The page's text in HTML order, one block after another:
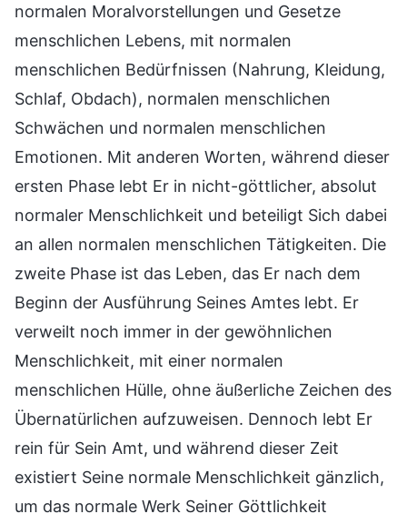
normalen Moralvorstellungen und Gesetze
menschlichen Lebens, mit normalen
menschlichen Bedürfnissen (Nahrung, Kleidung,
Schlaf, Obdach), normalen menschlichen
Schwächen und normalen menschlichen
Emotionen. Mit anderen Worten, während dieser
ersten Phase lebt Er in nicht-göttlicher, absolut
normaler Menschlichkeit und beteiligt Sich dabei
an allen normalen menschlichen Tätigkeiten. Die
zweite Phase ist das Leben, das Er nach dem
Beginn der Ausführung Seines Amtes lebt. Er
verweilt noch immer in der gewöhnlichen
Menschlichkeit, mit einer normalen
menschlichen Hülle, ohne äußerliche Zeichen des
Übernatürlichen aufzuweisen. Dennoch lebt Er
rein für Sein Amt, und während dieser Zeit
existiert Seine normale Menschlichkeit gänzlich,
um das normale Werk Seiner Göttlichkeit